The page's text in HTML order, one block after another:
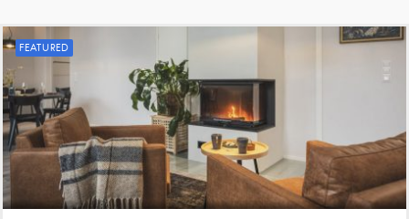
FEATURED